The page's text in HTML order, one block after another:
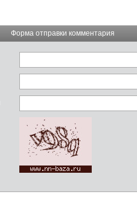
Форма отправки комментария